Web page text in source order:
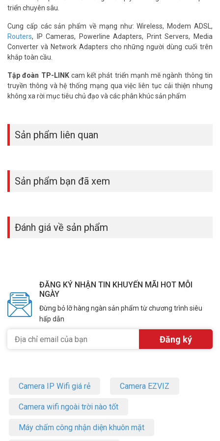
nhiều người học và làm việc trực tuyến, hay các văn phòng nhỏ.
Kết nối USB 3.0 mạnh mẽ
Cổng USB 3.0 giúp truyền dữ liệu với tốc độ siêu nhanh, giảm độ trễ
khi chơi game hay gọi video, nhanh hơn tới 10 lần so với chuẩn USB
Bảo mật WPA3 nâng cao
Bảo vệ mạng Wi-Fi của bạn khỏi các mối đe dọa trực tuyến. Tính
Cắm và chạy (Plug-and-play)
cài đặt phức tạp.
Ứng Dụng Thực Tế Của USB Wi-Fi TP-Link
Archer TX30U Plus
Tại gia đình
đoạn vì đường truyền không ổn định chưa? USB Wi-Fi TP-Link
tính bàn cũ, bạn có thể tận hưởng những bộ phim hay chương trình
triển chuyên sâu.
Cung cấp các sản phẩm về mạng như: Wireless, Modem ADSL,
Routers, IP Cameras, Powerline Adapters, Print Servers, Media
Converter và Network Adapters cho những người dùng cuối trên
khắp toàn cầu.
Tập đoàn TP-LINKcam kết phát triển mạnh mẽ ngành thông tin
truyền thông và hệ thống mạng qua việc liên tục cải thiện nhưng
không xa rời mục tiêu chủ đạo và các phân khúc sản phẩm
Sản phẩm liên quan
Sản phẩm bạn đã xem
Đánh giá về sản phẩm
ĐĂNG KÝ NHẬN TIN KHUYẾN MÃI HOT MỖI
NGÀY
Đừng bỏ lỡ hàng ngàn sản phẩm từ chương trình siêu
hấp dẫn
Camera IP Wifi giá rẻ Camera EZVIZ
Camera wifi ngoài trời nào tốt
Máy chấm công nhận diện khuôn mặt